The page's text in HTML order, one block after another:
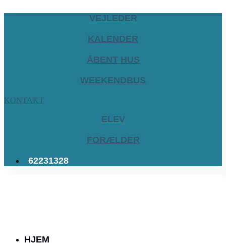
VEJLEDER
KALENDER
ÅBENT HUS
WEEKENDBUS
KONTAKT
ELEV
FORÆLDER
62231328
HJEM